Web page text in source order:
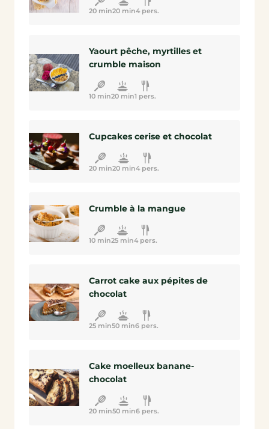
20 min20 min4 pers.
Yaourt pêche, myrtilles et
crumble maison
10 min20 min1 pers.
Cupcakes cerise et chocolat
20 min20 min4 pers.
Crumble à la mangue
10 min25 min4 pers.
Carrot cake aux pépites de
chocolat
25 min50 min6 pers.
Cake moelleux banane-
chocolat
20 min50 min6 pers.